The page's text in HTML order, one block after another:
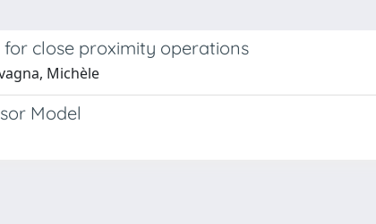
close proximity operations
Michèle
Model